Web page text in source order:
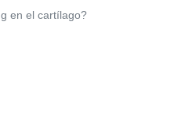
en el cartílago?